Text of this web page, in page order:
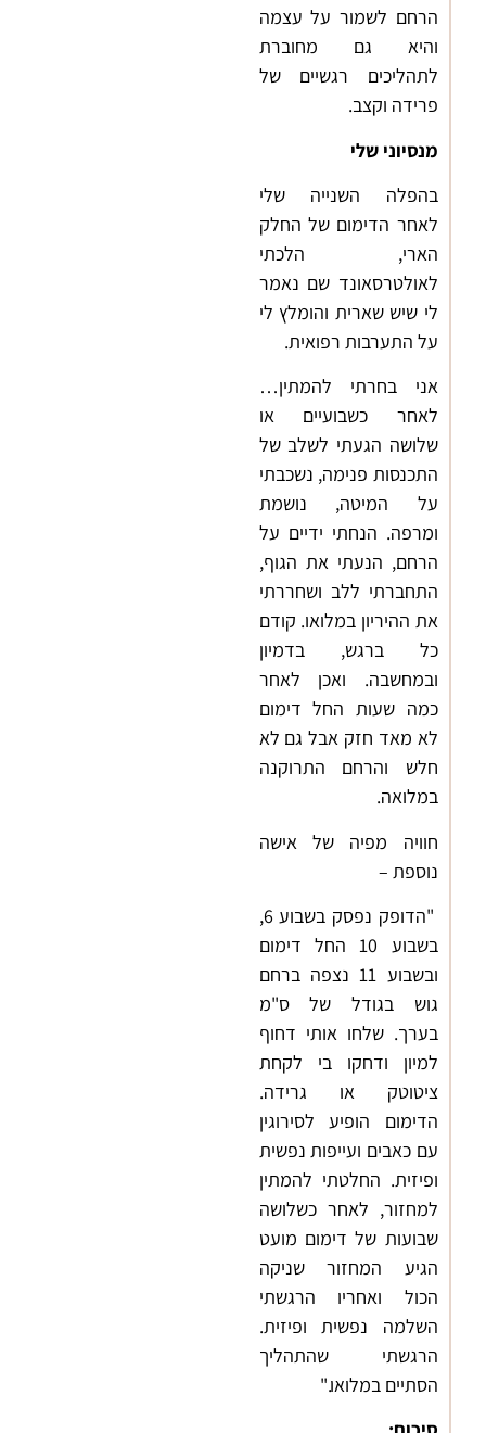
הרחם לשמור על עצמה
והיא גם מחוברת
לתהליכים רגשיים של
פרידה וקצב.
מנסיוני שלי
בהפלה השנייה שלי
לאחר הדימום של החלק
הארי, הלכתי
לאולטרסאונד שם נאמר
לי שיש שארית והומלץ לי
על התערבות רפואית.
אני בחרתי להמתין…
לאחר כשבועיים או
שלושה הגעתי לשלב של
התכנסות פנימה, נשכבתי
על המיטה, נושמת
ומרפה. הנחתי ידיים על
הרחם, הנעתי את הגוף,
התחברתי ללב ושחררתי
את ההיריון במלואו. קודם
כל ברגש, בדמיון
ובמחשבה. ואכן לאחר
כמה שעות החל דימום
לא מאד חזק אבל גם לא
חלש והרחם התרוקנה
במלואה.
חוויה מפיה של אישה
נוספת –
"הדופק נפסק בשבוע 6,
בשבוע 10 החל דימום
ובשבוע 11 נצפה ברחם
גוש בגודל של ס"מ
בערך. שלחו אותי דחוף
למיון ודחקו בי לקחת
ציטוטק או גרידה.
הדימום הופיע לסירוגין
עם כאבים ועייפות נפשית
ופיזית. החלטתי להמתין
למחזור, לאחר כשלושה
שבועות של דימום מועט
הגיע המחזור שניקה
הכול ואחריו הרגשתי
השלמה נפשית ופיזית.
הרגשתי שהתהליך
הסתיים במלואו."